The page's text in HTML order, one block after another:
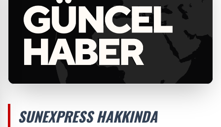
SUNEXPRESS HAKKINDA